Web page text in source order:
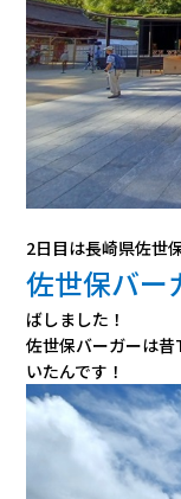
2日目は長崎県佐世
佐世保バー
ばしました！
佐世保バーガーは
いたんです！